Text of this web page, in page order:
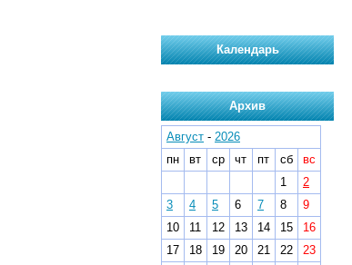
Календарь
Архив
Август - 2026
пн
вт ср чт пт сб
вс
1
2
3
4 5 6 7 8
9
10
11 12 13 14 15
16
17
18 19 20 21 22
23